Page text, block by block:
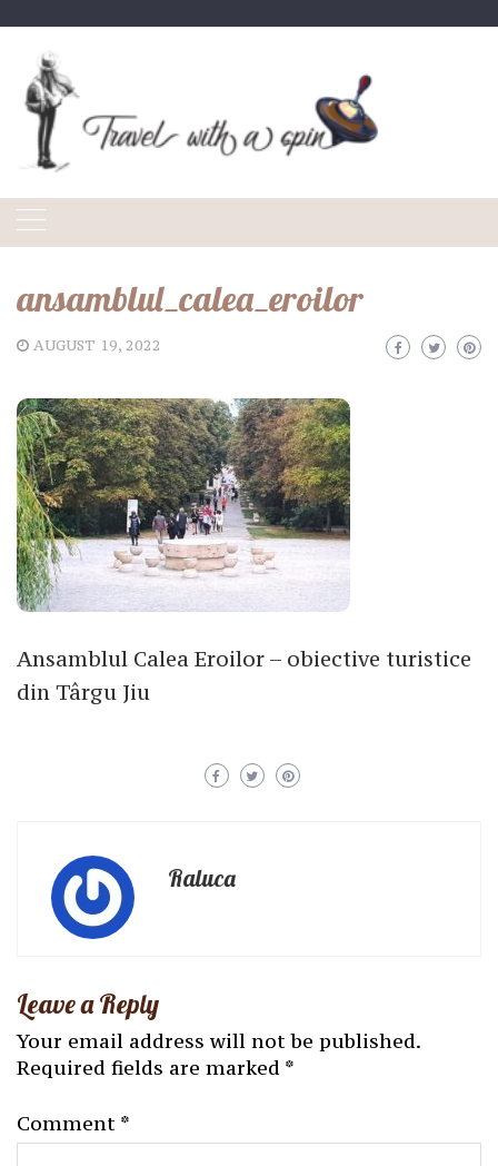
content
ansamblul_calea_eroilor
AUGUST 19, 2022
Ansamblul Calea Eroilor – obiective turistice
din Târgu Jiu
Raluca
Leave a Reply
Your email address will not be published.
Required fields are marked *
Comment *